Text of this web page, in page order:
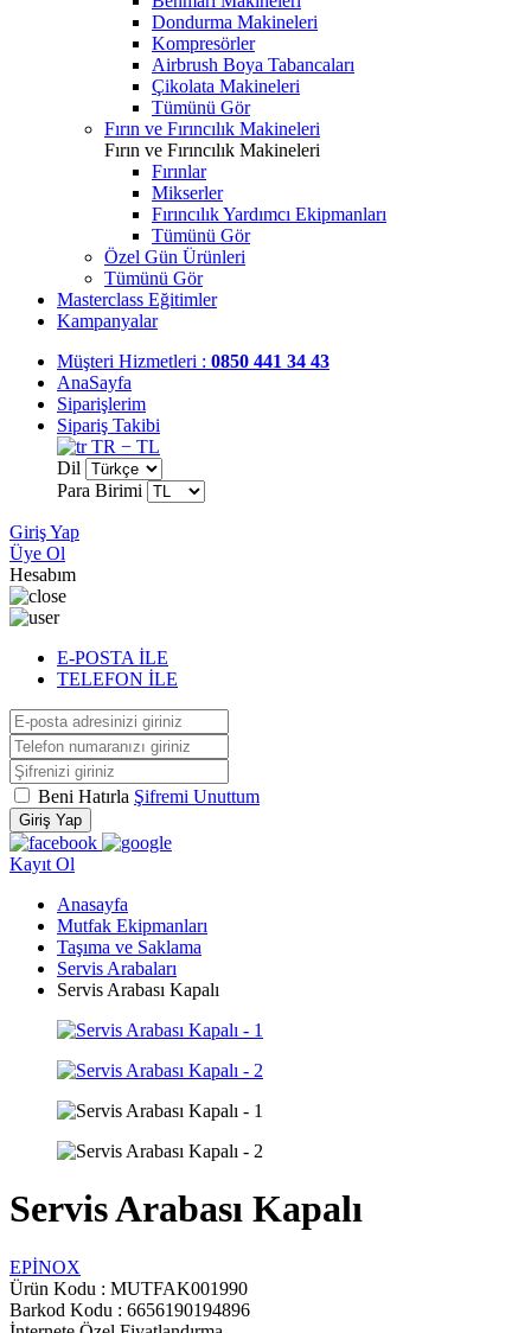
Dondurma Makineleri
Kompresörler
Airbrush Boya Tabancaları
Çikolata Makineleri
Tümünü Gör
Fırın ve Fırıncılık Makineleri
Fırın ve Fırıncılık Makineleri
Fırınlar
Mikserler
Fırıncılık Yardımcı Ekipmanları
Tümünü Gör
Özel Gün Ürünleri
Tümünü Gör
Masterclass Eğitimler
Kampanyalar
Müşteri Hizmetleri : 0850 441 34 43
AnaSayfa
Siparişlerim
Sipariş Takibi
TR − TL
Dil
Para Birimi
Giriş Yap
Üye Ol
Hesabım
E-POSTA İLE
TELEFON İLE
Beni Hatırla Şifremi Unuttum
Giriş Yap
Kayıt Ol
Anasayfa
Mutfak Ekipmanları
Taşıma ve Saklama
Servis Arabaları
Servis Arabası Kapalı
Servis Arabası Kapalı
EPİNOX
Ürün Kodu : MUTFAK001990
Barkod Kodu : 6656190194896